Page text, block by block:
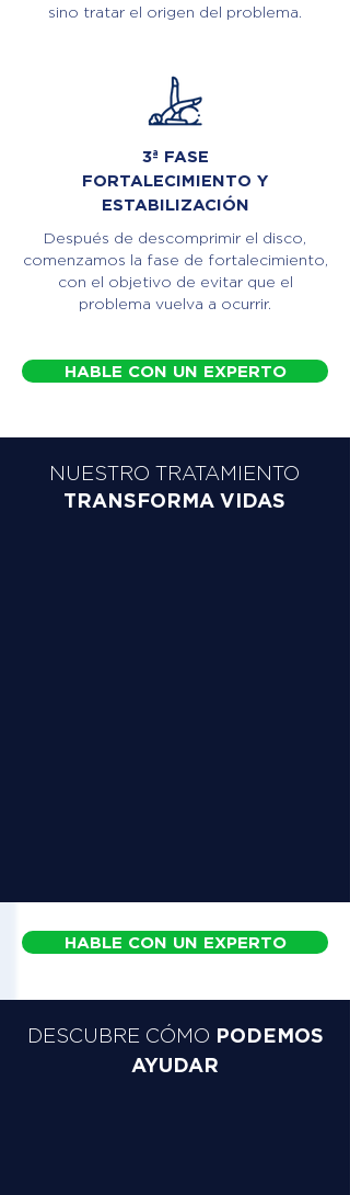
sino tratar el origen del problema.
3ª FASE
FORTALECIMIENTO Y
ESTABILIZACIÓN
Después de descomprimir el disco,
comenzamos la fase de fortalecimiento,
con el objetivo de evitar que el
problema vuelva a ocurrir.
HABLE CON UN EXPERTO
NUESTRO TRATAMIENTO
TRANSFORMA VIDAS
HABLE CON UN EXPERTO
DESCUBRE CÓMO PODEMOS
AYUDAR